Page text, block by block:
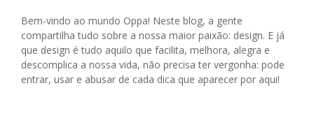
Bem-vindo ao mundo Oppa! Neste blog, a gente
compartilha tudo sobre a nossa maior paixão: design. E já
que design é tudo aquilo que facilita, melhora, alegra e
descomplica a nossa vida, não precisa ter vergonha: pode
entrar, usar e abusar de cada dica que aparecer por aqui!